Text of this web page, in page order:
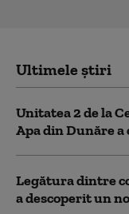
Ultimele știri
Unitatea 2 de la
Apa din Dunăre
Legătura dintre
a descoperit un